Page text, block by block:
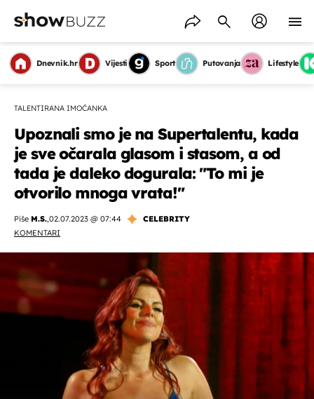
Dnevnik.hr Vijesti Sport Putovanja Lifestyle
TALENTIRANA IMOĆANKA
Upoznali smo je na Supertalentu, kada
je sve očarala glasom i stasom, a od
tada je daleko dogurala: "To mi je
otvorilo mnoga vrata!"
Piše M.S.,02.07.2023 @ 07:44
CELEBRITY
KOMENTARI
OMOGUĆI OBAVIJESTI